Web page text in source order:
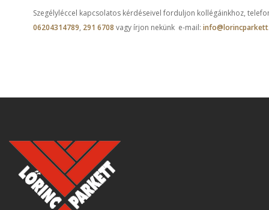
Szegélyléccel kapcsolatos kérdéseivel forduljon kollégáinkhoz,
06204314789, 291 6708 vagy írjon nekünk e-mail: